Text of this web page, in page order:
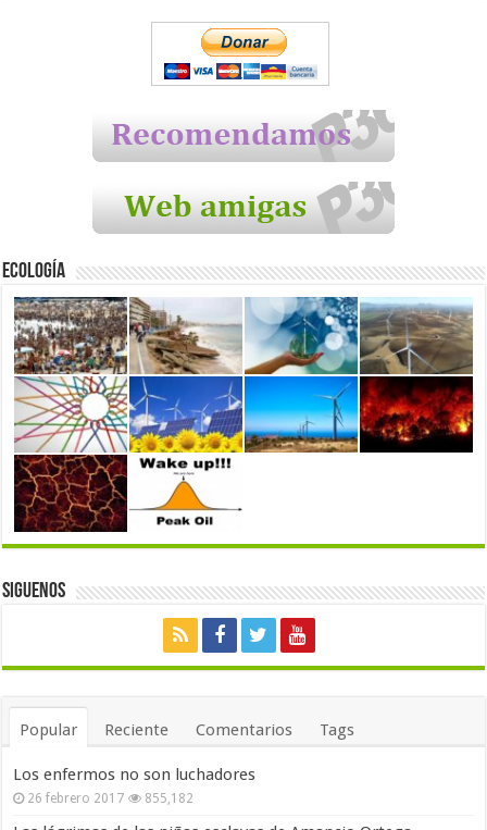
Ecología
Siguenos
Popular Reciente Comentarios Tags
Los enfermos no son luchadores
26 febrero 2017 855,182